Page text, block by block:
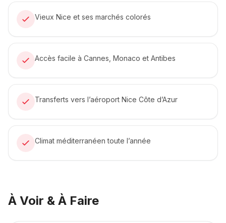
Vieux Nice et ses marchés colorés
Accès facile à Cannes, Monaco et Antibes
Transferts vers l’aéroport Nice Côte d’Azur
Climat méditerranéen toute l’année
À Voir & À Faire